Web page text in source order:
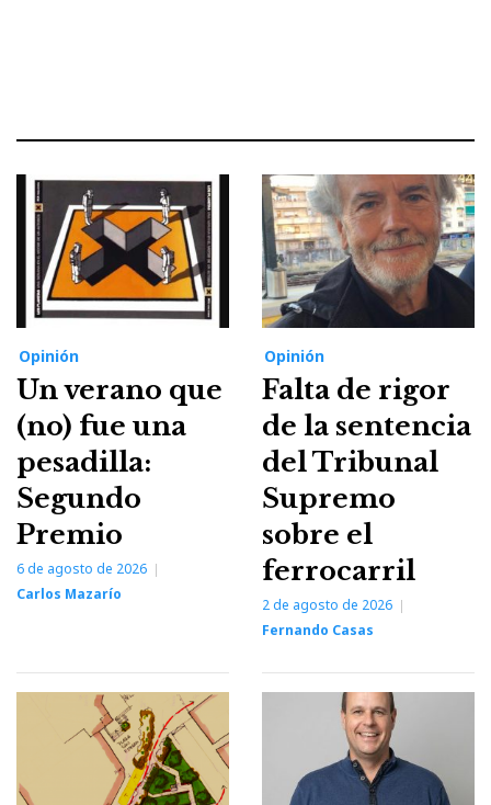
Opinión
Un verano que
(no) fue una
pesadilla:
Segundo
Premio
6 de agosto de 2026
Carlos Mazarío
Opinión
Falta de rigor
de la sentencia
del Tribunal
Supremo
sobre el
ferrocarril
2 de agosto de 2026
Fernando Casas